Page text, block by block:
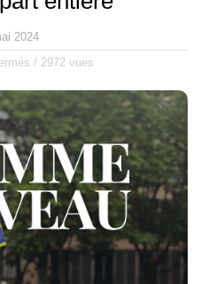
2024
/ 2972 vues